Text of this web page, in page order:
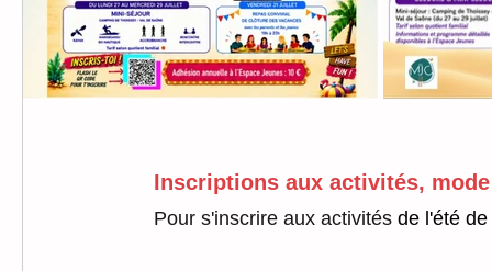
Inscriptions aux activités,
Pour s'inscrire aux activités de l'été